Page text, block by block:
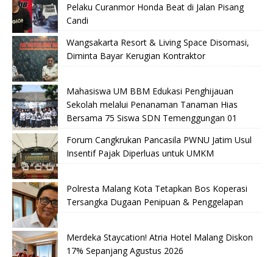
Pelaku Curanmor Honda Beat di Jalan Pisang
Candi
Wangsakarta Resort & Living Space Disomasi,
Diminta Bayar Kerugian Kontraktor
Mahasiswa UM BBM Edukasi Penghijauan
Sekolah melalui Penanaman Tanaman Hias
Bersama 75 Siswa SDN Temenggungan 01
Forum Cangkrukan Pancasila PWNU Jatim Usul
Insentif Pajak Diperluas untuk UMKM
Polresta Malang Kota Tetapkan Bos Koperasi
Tersangka Dugaan Penipuan & Penggelapan
Merdeka Staycation! Atria Hotel Malang Diskon
17% Sepanjang Agustus 2026